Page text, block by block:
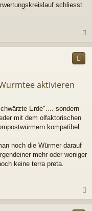
schliesst
c
aktivieren
Erde".... sondern
mit dem olfaktorischen
kompatibel
noch die Würmer darauf
mehr oder weniger
keine terra preta.
a